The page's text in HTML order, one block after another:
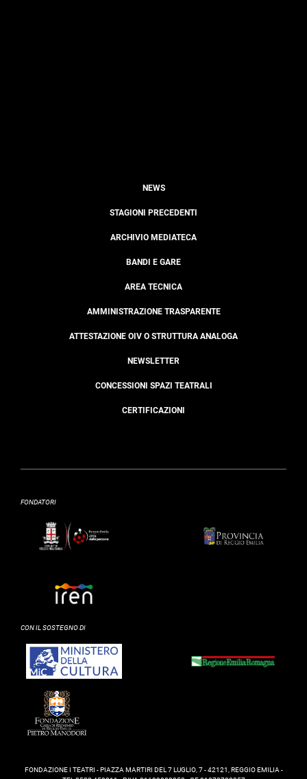
NEWS
STAGIONI PRECEDENTI
ARCHIVIO MEDIATECA
BANDI E GARE
AREA TECNICA
AMMINISTRAZIONE TRASPARENTE
ATTESTAZIONE OIV O STRUTTURA ANALOGA
NEWSLETTER
CONCESSIONI SPAZI TEATRALI
CERTIFICAZIONI
FONDATORI
CON IL SOSTEGNO DI
FONDAZIONE I TEATRI - PIAZZA MARTIRI DEL 7 LUGLIO, 7 - 42121, REGGIO EMILIA -